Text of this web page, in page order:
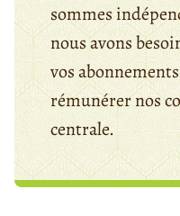
sommes
nous avons
vos
rémunérer nos
centrale.